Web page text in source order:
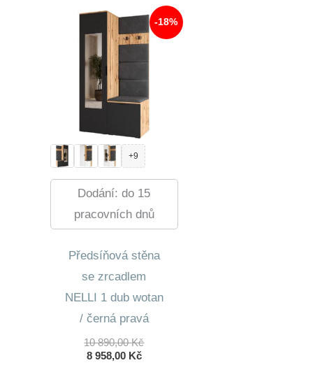
958,00 Kč.
-18%
+9
Dodání: do 15
pracovních dnů
Předsíňová stěna
se zrcadlem
NELLI 1 dub wotan
/ černá pravá
10 890,00KčPůvodní
8 958,00 KčAktuální